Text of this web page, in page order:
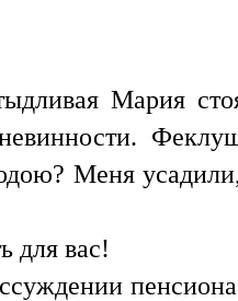
Мария
Меня
для вас!